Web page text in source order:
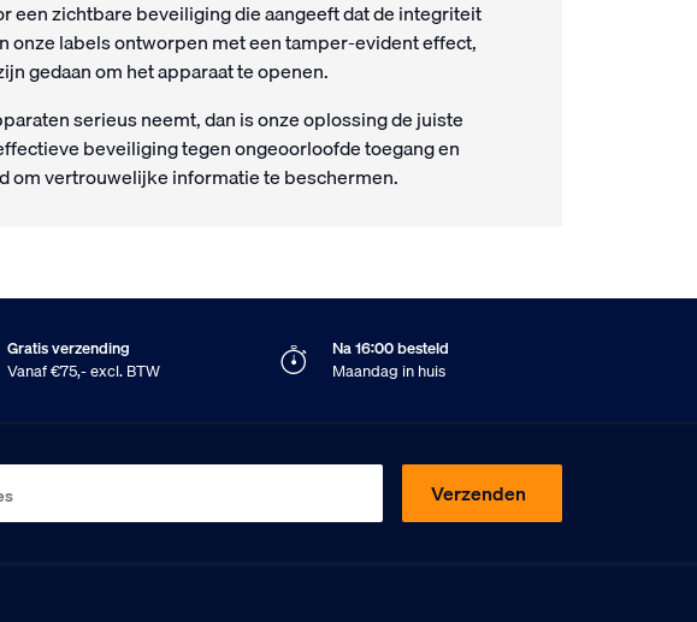
een zichtbare beveiliging die aangeeft dat de integriteit
onze labels ontworpen met een tamper-evident effect,
gedaan om het apparaat te openen.
serieus neemt, dan is onze oplossing de juiste
beveiliging tegen ongeoorloofde toegang en
om vertrouwelijke informatie te beschermen.
Gratis verzending
Vanaf €75,- excl. BTW
Na 16:00 besteld
Maandag in huis
Verzenden